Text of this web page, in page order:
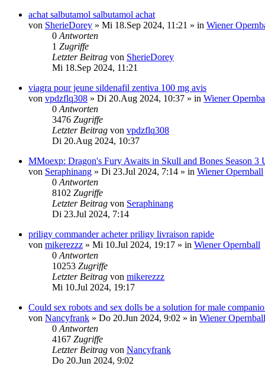
achat salbutamol salbutamol achat
von SherieDorey » Mi 18.Sep 2024, 11:21 » in Wiener
0 Antworten
1 Zugriffe
Letzter Beitrag von SherieDorey
Mi 18.Sep 2024, 11:21
viagra pour jeune sildenafil zentiva 100 mg avis
von vpdzflq308 » Di 20.Aug 2024, 10:37 » in Wiener
0 Antworten
3476 Zugriffe
Letzter Beitrag von vpdzflq308
Di 20.Aug 2024, 10:37
MMoexp: Dragon's Fury Awaits in Skull and Bones Season 3
von Seraphinang » Di 23.Jul 2024, 7:14 » in Wiener Opernball
0 Antworten
8102 Zugriffe
Letzter Beitrag von Seraphinang
Di 23.Jul 2024, 7:14
priligy commander acheter priligy livraison rapide
von mikerezzz » Mi 10.Jul 2024, 19:17 » in Wiener Opernball
0 Antworten
10253 Zugriffe
Letzter Beitrag von mikerezzz
Mi 10.Jul 2024, 19:17
Could sex robots and sex dolls be a solution for male
von Nancyfrank » Do 20.Jun 2024, 9:02 » in Wiener Opernball
0 Antworten
4167 Zugriffe
Letzter Beitrag von Nancyfrank
Do 20.Jun 2024, 9:02